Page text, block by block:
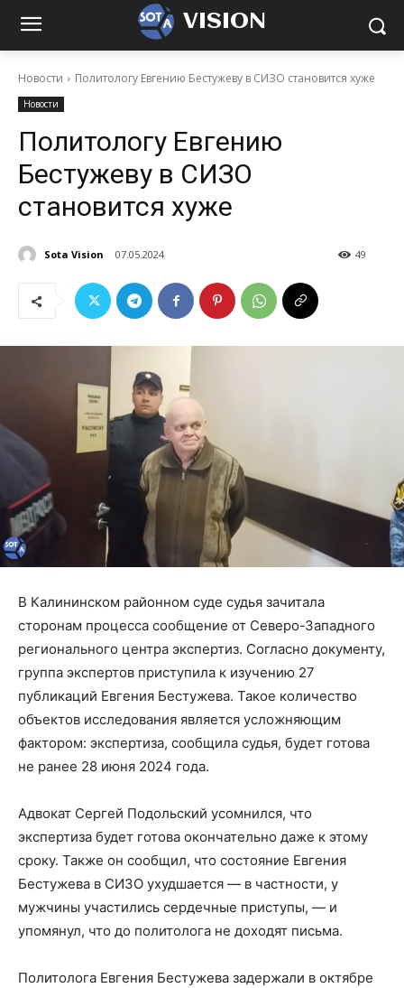
VISION
Новости Политологу Евгению Бестужеву в СИЗО становится хуже
Новости
Политологу Евгению
Бестужеву в СИЗО
становится хуже
Sota Vision 07.05.2024 49
В Калининском районном суде судья зачитала
сторонам процесса сообщение от Северо-Западного
регионального центра экспертиз. Согласно документу,
группа экспертов приступила к изучению 27
публикаций Евгения Бестужева. Такое количество
объектов исследования является усложняющим
фактором: экспертиза, сообщила судья, будет готова
не ранее 28 июня 2024 года.
Адвокат Сергей Подольский усомнился, что
экспертиза будет готова окончательно даже к этому
сроку. Также он сообщил, что состояние Евгения
Бестужева в СИЗО ухудшается — в частности, у
мужчины участились сердечные приступы, — и
упомянул, что до политолога не доходят письма.
Политолога Евгения Бестужева задержали в октябре